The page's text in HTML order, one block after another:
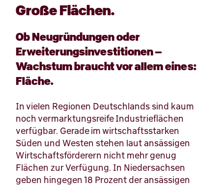
Große Flächen.
Ob Neugründungen oder
Erweiterungsinvestitionen –
Wachstum braucht vor allem eines:
Fläche.
In vielen Regionen Deutschlands sind kaum
noch vermarktungsreife Industrieflächen
verfügbar. Gerade im wirtschaftsstarken
Süden und Westen stehen laut ansässigen
Wirtschaftsförderern nicht mehr genug
Flächen zur Verfügung. In Niedersachsen
geben hingegen 18 Prozent der ansässigen